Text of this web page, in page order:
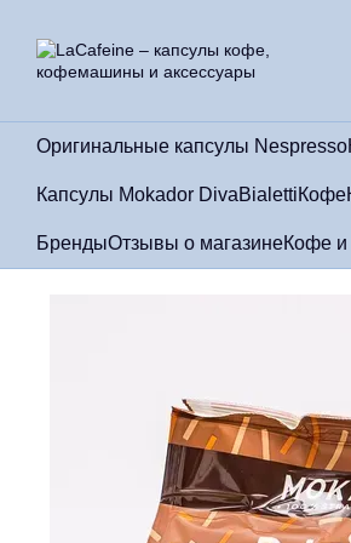
Оригинальные капсулы Nespresso
Капсулы Mokador DivaBialettiКофе
БрендыОтзывы о магазинеКофе